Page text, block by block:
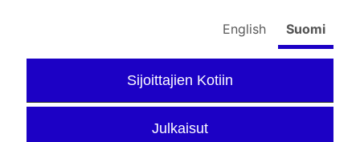
English Suomi
Sijoittajien Kotiin
Julkaisut